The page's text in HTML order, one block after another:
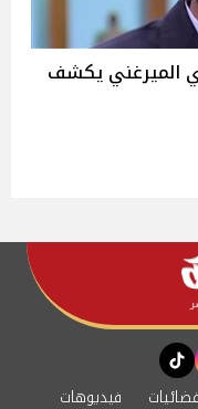
الميرغني يكشف
tiktok
فضائيات فيديوهات